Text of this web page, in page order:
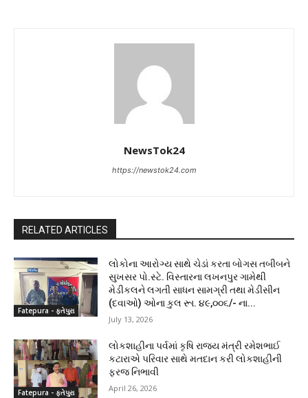
NewsTok24
https://newstok24.com
RELATED ARTICLES
Fatepura - ફતેપુરા
લોકોના આરોગ્ય સાથે ચેડાં કરતા બોગસ તબીબને
સુખસર પો.સ્ટે. વિસ્તારના લખનપુર ગામેથી
મેડીકલને લગતી સાધન સામગ્રી તથા મેડીસીન
(દવાઓ) ઓના કુલ રૂા. ૪૯,૦૦૬/- ના...
July 13, 2026
Fatepura - ફતેપુરા
લોકશાહીના પર્વમાં કૃષિ રાજ્ય મંત્રી રમેશભાઈ
કટારાએ પરિવાર સાથે મતદાન કરી લોકશાહીની
ફરજ નિભાવી
April 26, 2026